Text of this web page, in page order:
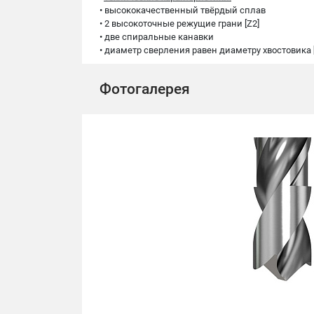
• высококачественный твёрдый сплав
• 2 высокоточные режущие грани [Z2]
• две спиральные канавки
• диаметр сверления равен диаметру хвостовика
Фотогалерея